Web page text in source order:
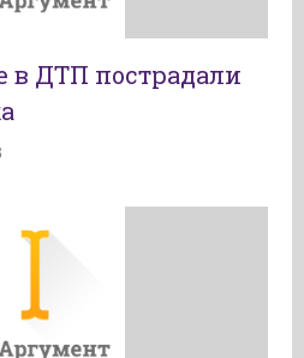
в ДТП пострадали